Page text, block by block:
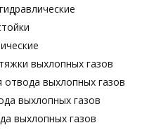
выхлопных газов
выхлопных газов
выхлопных газов
выхлопных газов